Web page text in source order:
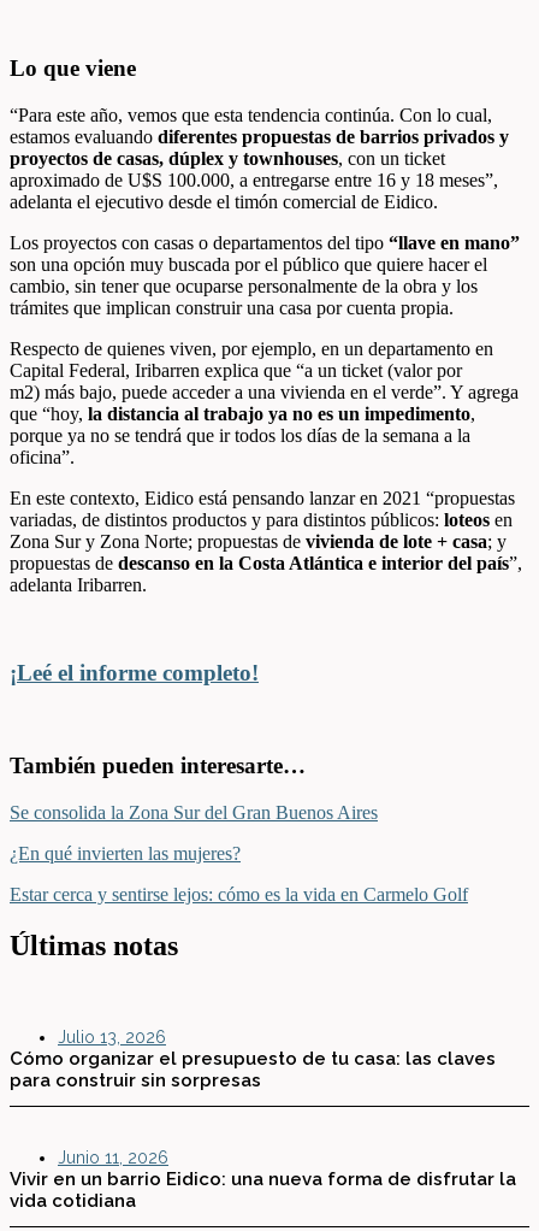
Lo que viene
“Para este año, vemos que esta tendencia continúa. Con lo cual,
estamos evaluando diferentes propuestas de barrios privados y
proyectos de casas, dúplex y townhouses, con un ticket
aproximado de U$S 100.000, a entregarse entre 16 y 18 meses”,
adelanta el ejecutivo desde el timón comercial de Eidico.
Los proyectos con casas o departamentos del tipo “llave en mano”
son una opción muy buscada por el público que quiere hacer el
cambio, sin tener que ocuparse personalmente de la obra y los
trámites que implican construir una casa por cuenta propia.
Respecto de quienes viven, por ejemplo, en un departamento en
Capital Federal, Iribarren explica que “a un ticket (valor por
m2) más bajo, puede acceder a una vivienda en el verde”. Y agrega
que “hoy, la distancia al trabajo ya no es un impedimento,
porque ya no se tendrá que ir todos los días de la semana a la
oficina”.
En este contexto, Eidico está pensando lanzar en 2021 “propuestas
variadas, de distintos productos y para distintos públicos: loteos en
Zona Sur y Zona Norte; propuestas de vivienda de lote + casa; y
propuestas de descanso en la Costa Atlántica e interior del país”,
adelanta Iribarren.
¡Leé el informe completo!
También pueden interesarte…
Se consolida la Zona Sur del Gran Buenos Aires
¿En qué invierten las mujeres?
Estar cerca y sentirse lejos: cómo es la vida en Carmelo Golf
Últimas notas
Julio 13, 2026
Cómo organizar el presupuesto de tu casa: las claves
para construir sin sorpresas
Junio 11, 2026
Vivir en un barrio Eidico: una nueva forma de disfrutar la
vida cotidiana